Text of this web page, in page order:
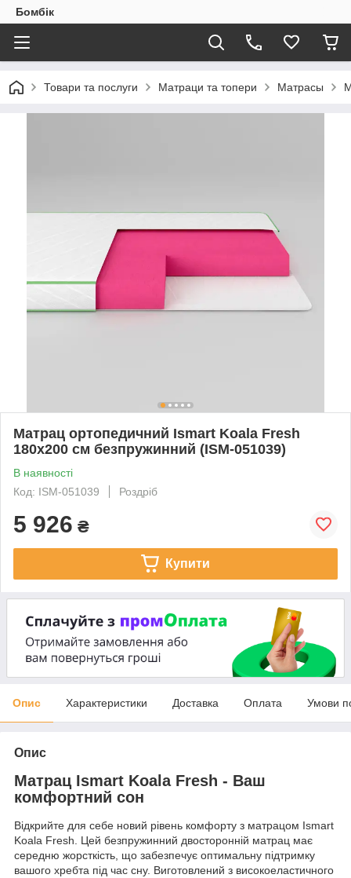
Бомбік
Товари та послуги Матраци та топери Матрасы
Матрац ортопедичний Ismart Koala Fresh
180х200 см безпружинний (ISM-051039)
В наявності
Код: ISM-051039
Роздріб
5 926 ₴
Купити
Опис Характеристики Доставка Оплата Умови
Опис
Матрац Ismart Koala Fresh - Ваш
комфортний сон
Відкрийте для себе новий рівень комфорту з матрацом Ismart
Koala Fresh. Цей безпружинний двосторонній матрац має
середню жорсткість, що забезпечує оптимальну підтримку
вашого хребта під час сну. Виготовлений з високоеластичного